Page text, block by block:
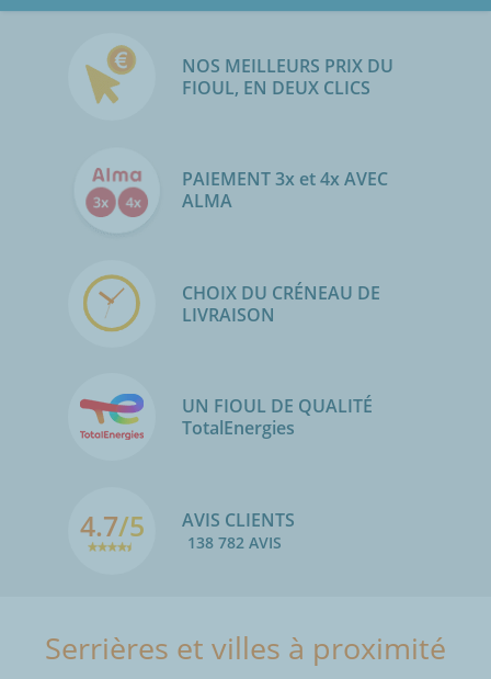
NOS MEILLEURS PRIX DU
FIOUL, EN DEUX CLICS
PAIEMENT 3x et 4x AVEC
ALMA
CHOIX DU CRÉNEAU DE
LIVRAISON
UN FIOUL DE QUALITÉ
TotalEnergies
4.7/5 AVIS CLIENTS
138 782 AVIS
Serrières et villes à proximité